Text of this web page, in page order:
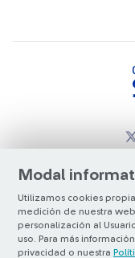
Modal
Utilizamos cookies
medición de nuestra
personalización al
uso. Para más
privacidad o nuestra
©